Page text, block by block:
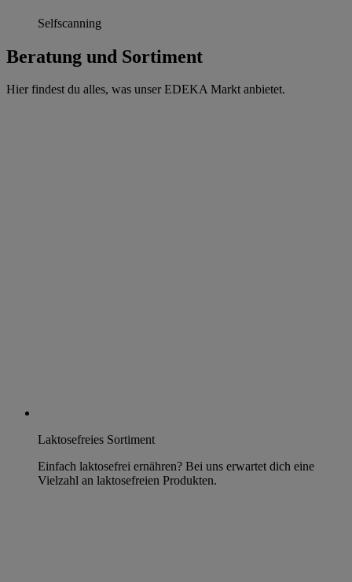
Selfscanning
Beratung und Sortiment
Hier findest du alles, was unser EDEKA Markt anbietet.
Laktosefreies Sortiment
Einfach laktosefrei ernähren? Bei uns erwartet dich eine
Vielzahl an laktosefreien Produkten.